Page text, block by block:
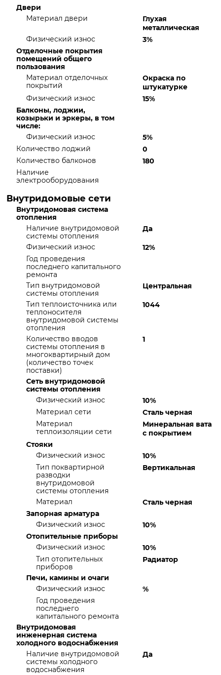
Двери
Материал двери
Глухая
металлическая
Физический износ
3%
Отделочные покрытия
помещений общего
пользования
Материал отделочных
покрытий
Окраска по
штукатурке
Физический износ
15%
Балконы, лоджии,
козырьки и эркеры, в том
числе:
Физический износ
5%
Количество лоджий
0
Количество балконов
180
Наличие
электрооборудования
Внутридомовые сети
Внутридомовая система
отопления
Наличие внутридомовой
системы отопления
Да
Физический износ
12%
Год проведения
последнего капитального
ремонта
Тип внутридомовой
системы отопления
Центральная
Тип теплоисточника или
теплоносителя
внутридомовой системы
отопления
1044
Количество вводов
системы отопления в
многоквартирный дом
(количество точек
поставки)
1
Сеть внутридомовой
системы отопления
Физический износ
10%
Материал сети
Сталь черная
Материал
теплоизоляции сети
Минеральная вата
с покрытием
Стояки
Физический износ
10%
Тип поквартирной
разводки
внутридомовой
системы отопления
Вертикальная
Материал
Сталь черная
Запорная арматура
Физический износ
10%
Отопительные приборы
Физический износ
10%
Тип отопительных
приборов
Радиатор
Печи, камины и очаги
Физический износ
%
Год проведения
последнего
капитального ремонта
Внутридомовая
инженерная система
холодного водоснабжения
Наличие внутридомовой
системы холодного
водоснабжения
Да